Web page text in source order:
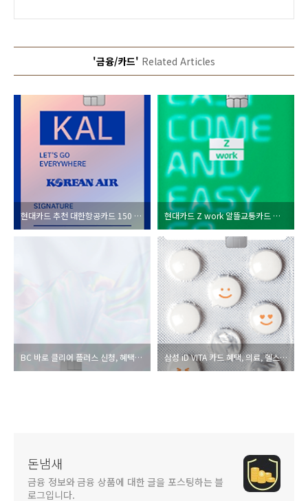
'금융/카드' Related Articles
현대카드 추천 대한항공카드 150 혜택, 라운지 총 정리 현대카드 Z work 알뜰교통카드 추천 혜택 총 정리
BC 바로 클리어 플러스 신청, 혜택 총 정리 삼성 iD VITA 카드 혜택, 의료, 헬스 할인 총 정리
돈냄새
금융 정보와 금융 상품에 대한 글을 포스팅하는 블
로그입니다.